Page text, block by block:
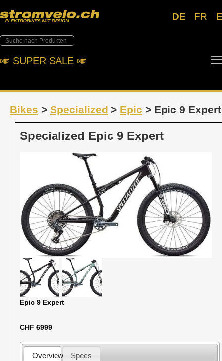
DE FR
🎺︎ SUPER SALE 🎺︎
Bikes > Specialized > Epic > Epic 9 Expert
Specialized Epic 9 Expert
Epic 9 Expert
CHF 6999
Overview Specs